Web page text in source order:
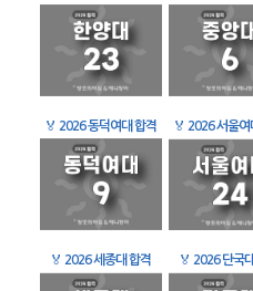
🏅 2026 동덕여대 합격 🏅 2026 서울여
🏅 2026 세종대 합격 🏅 2026 단국